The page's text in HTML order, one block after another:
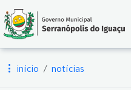
início notícias